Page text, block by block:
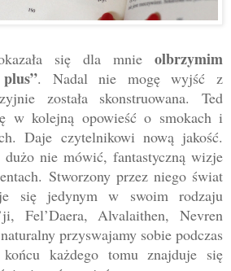
się dla mnie olbrzymim
. Nadal nie mogę wyjść z
została skonstruowana. Ted
w kolejną opowieść o smokach i
Daje czytelnikowi nową jakość.
dużo nie mówić, fantastyczną wizje
Stworzony przez niego świat
się jedynym w swoim rodzaju
Fel’Daera, Alvalaithen, Nevren
przyswajamy sobie podczas
każdego tomu znajduje się